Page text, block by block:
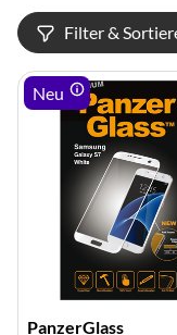
Filter &
PanzerGlass
Neu